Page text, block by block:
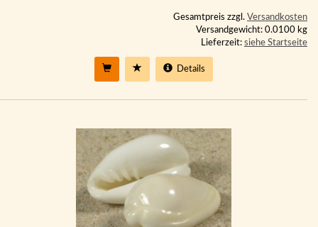
Gesamtpreis zzgl. Versandkosten
Versandgewicht: 0.0100 kg
Lieferzeit: siehe Startseite
Details